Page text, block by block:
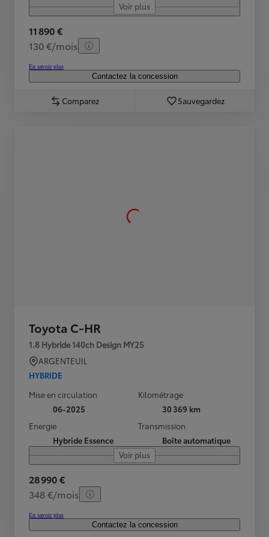
Voir plus
11 890 €
130 €/mois
En savoir plus
Contactez la concession
Comparez Sauvegardez
Toyota C-HR
1.8 Hybride 140ch Design MY25
ARGENTEUIL
HYBRIDE
Mise en circulation
06-2025
Kilométrage
30 369 km
Energie
Hybride Essence
Transmission
Boîte automatique
Voir plus
28 990 €
348 €/mois
En savoir plus
Contactez la concession